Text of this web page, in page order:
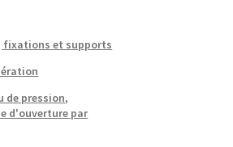
fixations et supports
de pression,
d'ouverture par